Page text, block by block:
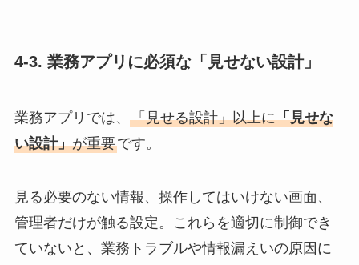
4-3. 業務アプリに必須な「見せない設計」
業務アプリでは、 「見せる設計」以上に「見せな
い設計」が重要です。
見る必要のない情報、操作してはいけない画面、
管理者だけが触る設定。これらを適切に制御でき
ていないと、業務トラブルや情報漏えいの原因に